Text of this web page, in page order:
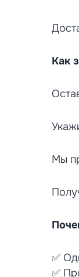
Как
Мы
✅
✅